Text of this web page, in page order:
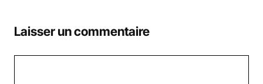
Laisser un commentaire